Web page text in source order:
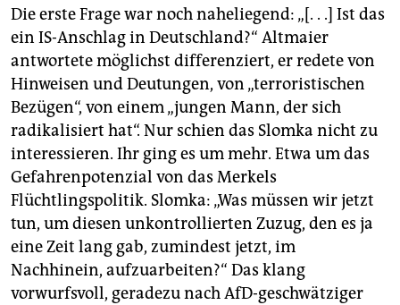
Die erste Frage war noch naheliegend: „[. . .] Ist das
ein IS-Anschlag in Deutschland?“ Altmaier
antwortete möglichst differenziert, er redete von
Hinweisen und Deutungen, von „terroristischen
Bezügen“, von einem „jungen Mann, der sich
radikalisiert hat“. Nur schien das Slomka nicht zu
interessieren. Ihr ging es um mehr. Etwa um das
Gefahrenpotenzial von das Merkels
Flüchtlingspolitik. Slomka: „Was müssen wir jetzt
tun, um diesen unkontrollierten Zuzug, den es ja
eine Zeit lang gab, zumindest jetzt, im
Nachhinein, aufzuarbeiten?“ Das klang
vorwurfsvoll, geradezu nach AfD-geschwätziger